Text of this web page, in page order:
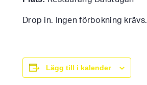
Drop in. Ingen förbokning krävs.
Lägg till i kalender